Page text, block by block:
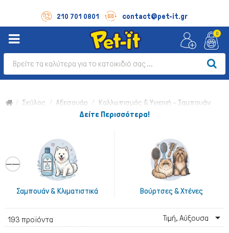
210 701 0801 contact@pet-it.gr
0
Σκύλος Αξεσουάρ
Καλλωπισμός & Υγιεινή - Σαμπουάν
Δείτε Περισσότερα!
Σαμπουάν & Κλιματιστικά Βούρτσες & Χτένες
193 προϊόντα Τιμή, Αύξουσα 